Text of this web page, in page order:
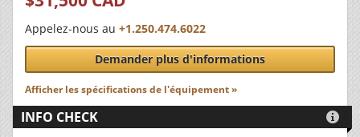
Appelez-nous au +1.250.474.6022
Demander plus d'informations
Afficher les spécifications de l'équipement »
INFO CHECK 